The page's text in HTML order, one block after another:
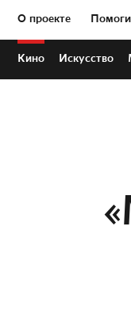
О проекте
Кино Искусство